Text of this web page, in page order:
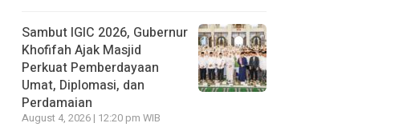
Sambut IGIC 2026, Gubernur
Khofifah Ajak Masjid
Perkuat Pemberdayaan
Umat, Diplomasi, dan
Perdamaian
August 4, 2026 | 12:20 pm WIB